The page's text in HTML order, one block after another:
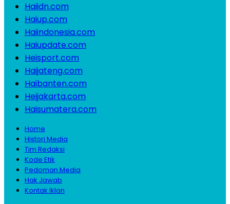
Haiidn.com
Haiup.com
Haiindonesia.com
Haiupdate.com
Heisport.com
Haijateng.com
Haibanten.com
Heijakarta.com
Haisumatera.com
Home
Histori Media
Tim Redaksi
Kode Etik
Pedoman Media
Hak Jawab
Kontak Iklan